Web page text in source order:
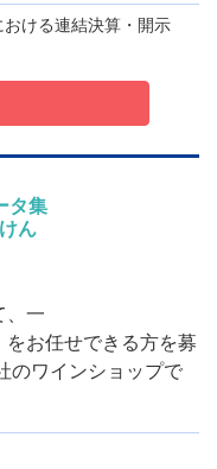
ける連結決算・開示
タ集
ん
、一
お任せできる方を募
のワインショップで